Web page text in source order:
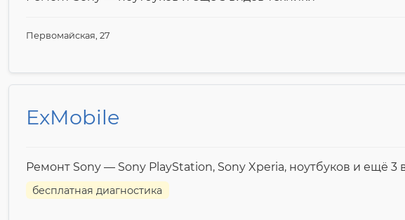
Первомайская, 27
ExMobile
Ремонт Sony — Sony PlayStation, Sony Xperia, ноутбуков и ещё 3
бесплатная диагностика